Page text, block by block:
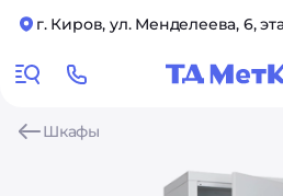
г. Киров, ул. Менделеева, 6,
Шкафы